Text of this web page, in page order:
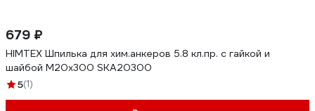
679 ₽
HIMTEX Шпилька для хим.анкеров 5.8 кл.пр. с гайкой и
шайбой М20x300 SKA20300
5(1)